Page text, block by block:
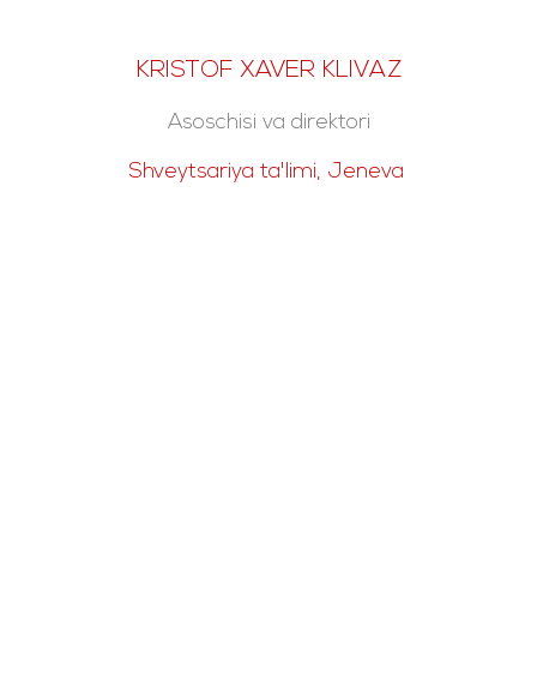
KRISTOF XAVER KLIVAZ
Asoschisi va direktori
Shveytsariya ta'limi, Jeneva